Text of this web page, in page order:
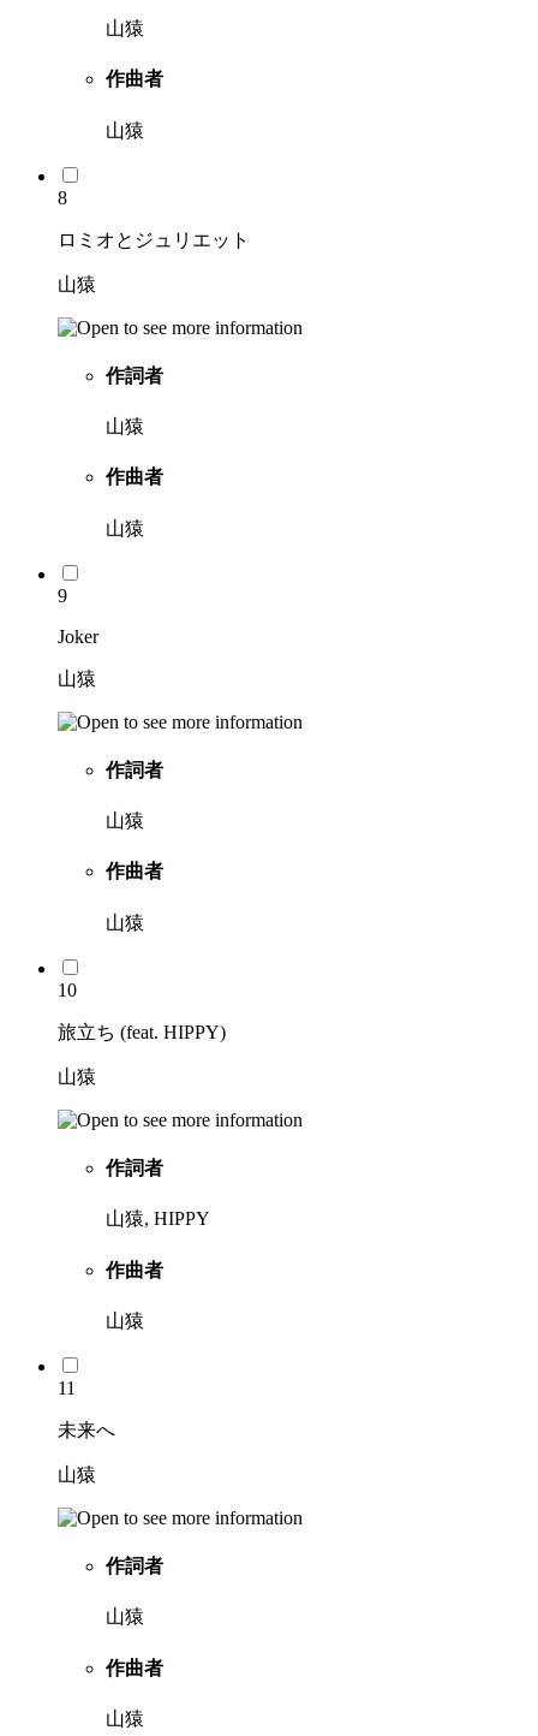
山猿
作曲者
山猿
8
ロミオとジュリエット
山猿
作詞者
山猿
作曲者
山猿
9
Joker
山猿
作詞者
山猿
作曲者
山猿
10
旅立ち (feat. HIPPY)
山猿
作詞者
山猿, HIPPY
作曲者
山猿
11
未来へ
山猿
作詞者
山猿
作曲者
山猿